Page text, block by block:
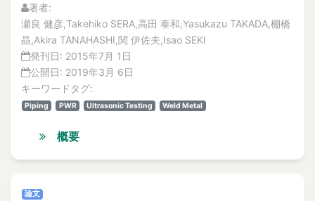
a concrete wall
A through hole for passing piping
A-FNS
Abnormal Behavior of Plant Parameters
Abnormal heat
Abnormal phenomena
abnormal situation
Abnormality diagnosis
論文
解説記事
特集記事
No.1
論文
特集記事
Vol.20
著者:
瀬良 健彦,Takehiko SERA,高田 泰和,Yasukazu TAKADA,棚橋
晶,Akira TANAHASHI,関 伊佐夫,Isao SEKI
発刊日: 2015年7月 1日
公開日: 2019年3月 6日
キーワードタグ:
Piping PWR Ultrasonic Testing Weld Metal
概要
論文